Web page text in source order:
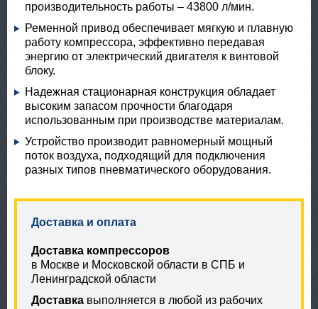
производительность работы – 43800 л/мин.
Ременной привод обеспечивает мягкую и плавную
работу компрессора, эффективно передавая
энергию от электрический двигателя к винтовой
блоку.
Надежная стационарная конструкция обладает
высоким запасом прочности благодаря
использованным при производстве материалам.
Устройство производит равномерный мощный
поток воздуха, подходящий для подключения
разных типов пневматического оборудования.
Доставка и оплата
Доставка компрессоров
в Москве и Московской области в СПБ и
Ленинградской области
Доставка выполняется в любой из рабочих